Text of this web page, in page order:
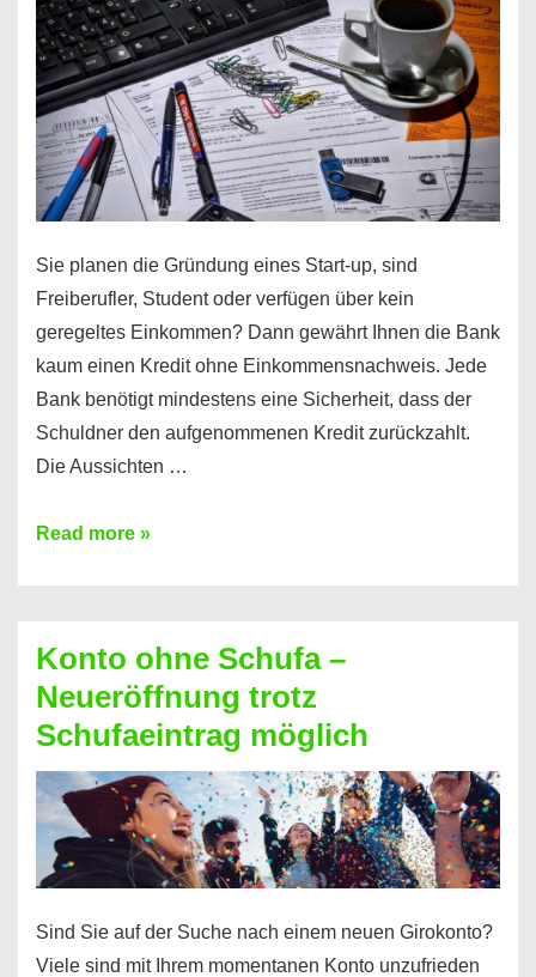
Sie planen die Gründung eines Start-up, sind
Freiberufler, Student oder verfügen über kein
geregeltes Einkommen? Dann gewährt Ihnen die Bank
kaum einen Kredit ohne Einkommensnachweis. Jede
Bank benötigt mindestens eine Sicherheit, dass der
Schuldner den aufgenommenen Kredit zurückzahlt.
Die Aussichten …
Mit
Sie
einen
Kredit
ohne
Einkommensnachweis
Read more »
Konto ohne Schufa –
Neueröffnung trotz
Schufaeintrag möglich
Sind Sie auf der Suche nach einem neuen Girokonto?
Viele sind mit Ihrem momentanen Konto unzufrieden